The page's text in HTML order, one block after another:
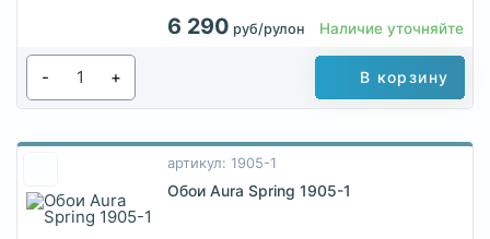
6 290 руб/рулон Наличие уточняйте
- + В корзину
артикул: 1905-1
Обои Aura Spring 1905-1